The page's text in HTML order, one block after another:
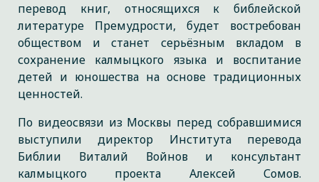
перевод книг, относящихся к библейской
литературе Премудрости, будет востребован
обществом и станет серьёзным вкладом в
сохранение калмыцкого языка и воспитание
детей и юношества на основе традиционных
ценностей.
По видеосвязи из Москвы перед собравшимися
выступили директор Института перевода
Библии Виталий Войнов и консультант
калмыцкого проекта Алексей Сомов.